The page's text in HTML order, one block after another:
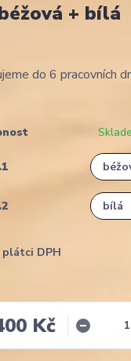
+ bílá
do 6 pracovních
plátci DPH
Kč